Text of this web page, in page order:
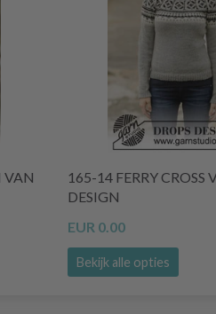
VAN
165-14 FERRY CROSS
DESIGN
EUR 0.00
Bekijk alle opties